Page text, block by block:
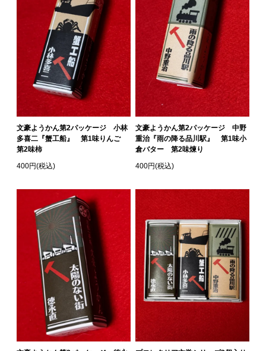
文豪ようかん第2パッケージ 小林
多喜二『蟹工船』 第1味りんご
第2味柿
400円(税込)
文豪ようかん第2パッケージ 中野
重治『雨の降る品川駅』 第1味小
倉バター 第2味煉り
400円(税込)